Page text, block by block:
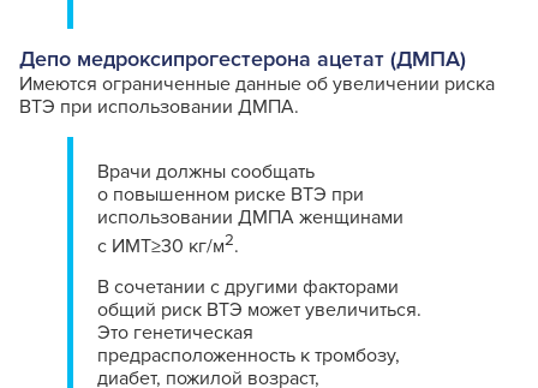
Депо медроксипрогестерона ацетат (ДМПА)
Имеются ограниченные данные об увеличении риска
ВТЭ при использовании ДМПА.
Врачи должны сообщать
о повышенном риске ВТЭ при
использовании ДМПА женщинами
с ИМТ≥30 кг/м2.
В сочетании с другими факторами
общий риск ВТЭ может увеличиться.
Это генетическая
предрасположенность к тромбозу,
диабет, пожилой возраст,